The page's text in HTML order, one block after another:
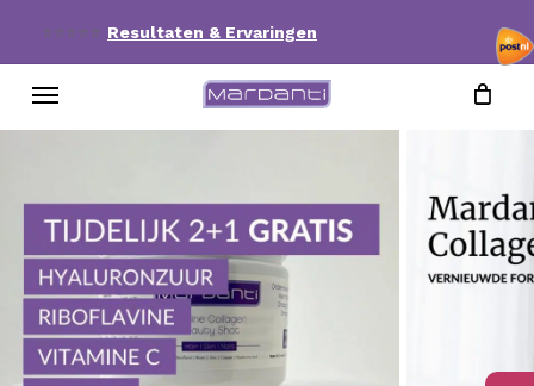
main
⭐⭐⭐⭐⭐ Resultaten & Ervaringen